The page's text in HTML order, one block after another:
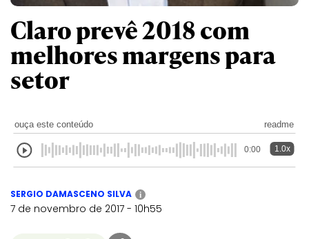
Claro prevê 2018 com
melhores margens para
setor
ouça este conteúdo readme
0:00 1.0x
SERGIO DAMASCENO SILVA i
7 de novembro de 2017 - 10h55